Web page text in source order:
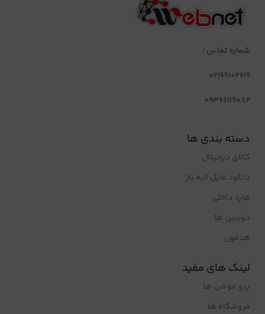
شماره تماس :
02166102619
09366119082
دسته بندی ها
کالای دیجیتال
دانلود فایل لایه باز
هارد داخلی
دوربین ها
هدفون
لینک های مفید
پرو موشن ها
فروشگاه ها